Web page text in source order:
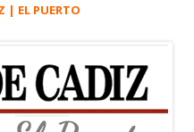
| EL PUERTO